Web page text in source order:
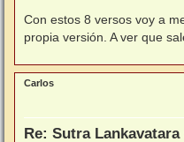
Con estos 8 versos voy a
propia versión. A ver que
Carlos
Re: Sutra